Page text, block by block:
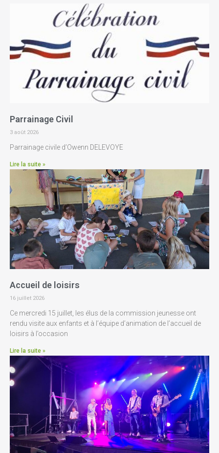
Parrainage Civil
3 août 2026
Parrainage civile d’Owenn DELEVOYE
Lire la suite »
Accueil de loisirs
16 juillet 2026
Ce mercredi 15 juillet, les élus de la commission jeunesse ont
rendu visite aux enfants et à l’équipe d’animation de l’accueil de
loisirs à l’occasion
Lire la suite »